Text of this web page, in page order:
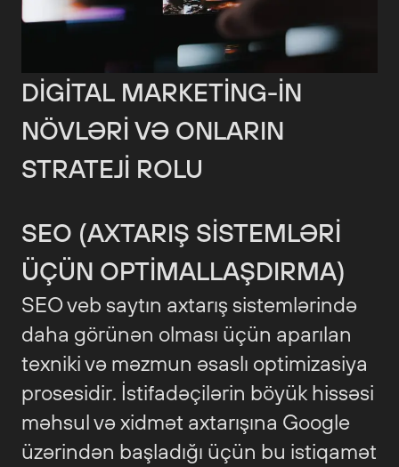
DIGITAL MARKETING-IN
NÖVLƏRI VƏ ONLARIN
STRATEJI ROLU
SEO (AXTARIŞ SISTEMLƏRI
ÜÇÜN OPTIMALLAŞDIRMA)
SEO veb saytın axtarış sistemlərində
daha görünən olması üçün aparılan
texniki və məzmun əsaslı optimizasiya
prosesidir. İstifadəçilərin böyük hissəsi
məhsul və xidmət axtarışına Google
üzərindən başladığı üçün bu istiqamət